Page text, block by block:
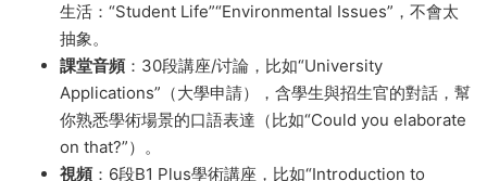
生活：“Student Life”“Environmental Issues”，不會太
抽象。
課堂音頻​：30段講座/讨論，比如“University
Applications”（大學申請），含學生與招生官的對話，幫
你熟悉學術場景的口語表達（比如“Could you elaborate
on that?”）。
視頻​：6段B1 Plus學術講座，比如“Introduction to